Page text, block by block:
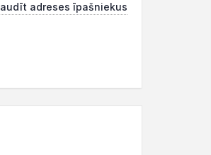
adreses īpašniekus